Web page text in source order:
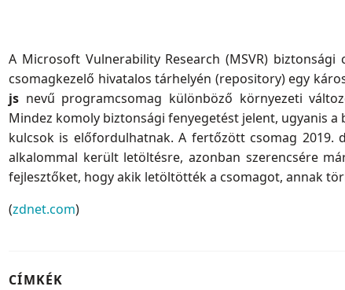
A Microsoft Vulnerability Research (MSVR)
csomagkezelő hivatalos tárhelyén (repository) egy
js nevű programcsomag különböző környezeti
Mindez komoly biztonsági fenyegetést jelent, ugyanis
kulcsok is előfordulhatnak. A fertőzött csomag
alkalommal került letöltésre, azonban szerencsére
fejlesztőket, hogy akik letöltötték a csomagot, annak
(zdnet.com)
CÍMKÉK